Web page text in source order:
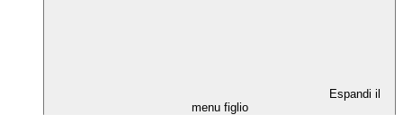
Espandi il
menu figlio